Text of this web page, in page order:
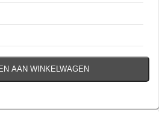
AAN WINKELWAGEN